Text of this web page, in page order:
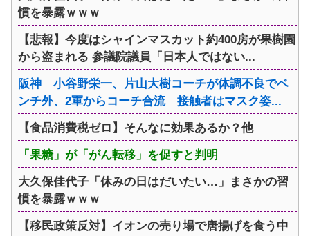
慣を暴露ｗｗｗ
【悲報】今度はシャインマスカット約400房が果樹園
から盗まれる 参議院議員「日本人ではない...
阪神 小谷野栄一、片山大樹コーチが体調不良でベ
ンチ外、2軍からコーチ合流 接触者はマスク姿...
【食品消費税ゼロ】そんなに効果あるか？他
「果糖」が「がん転移」を促すと判明
大久保佳代子「休みの日はだいたい…」まさかの習
慣を暴露ｗｗｗ
【移民政策反対】イオンの売り場で唐揚げを食う中